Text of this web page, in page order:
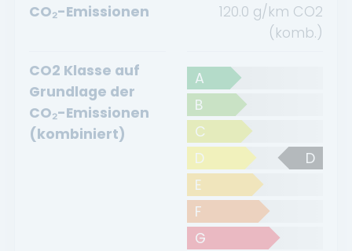
CO₂-Emissionen
120.0 g/km CO2
(komb.)
CO2 Klasse auf
Grundlage der
CO₂-Emissionen
(kombiniert)
A
B
C
D
D
E
F
G